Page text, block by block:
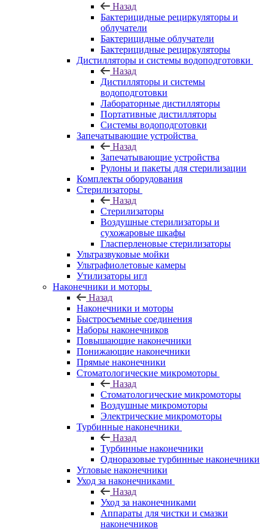
Назад
Бактерицидные рециркуляторы и
облучатели
Бактерицидные облучатели
Бактерицидные рециркуляторы
Дистилляторы и системы водоподготовки
Назад
Дистилляторы и системы
водоподготовки
Лабораторные дистилляторы
Портативные дистилляторы
Системы водоподготовки
Запечатывающие устройства
Назад
Запечатывающие устройства
Рулоны и пакеты для стерилизации
Комплекты оборудования
Стерилизаторы
Назад
Стерилизаторы
Воздушные стерилизаторы и
сухожаровые шкафы
Гласперленовые стерилизаторы
Ультразвуковые мойки
Ультрафиолетовые камеры
Утилизаторы игл
Наконечники и моторы
Назад
Наконечники и моторы
Быстросъемные соединения
Наборы наконечников
Повышающие наконечники
Понижающие наконечники
Прямые наконечники
Стоматологические микромоторы
Назад
Стоматологические микромоторы
Воздушные микромоторы
Электрические микромоторы
Турбинные наконечники
Назад
Турбинные наконечники
Одноразовые турбинные наконечники
Угловые наконечники
Уход за наконечниками
Назад
Уход за наконечниками
Аппараты для чистки и смазки
наконечников